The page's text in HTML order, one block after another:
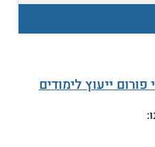
ייעוץ לימודים